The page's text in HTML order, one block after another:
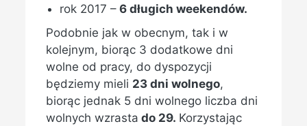
rok 2017 – 6 długich weekendów.
Podobnie jak w obecnym, tak i w
kolejnym, biorąc 3 dodatkowe dni
wolne od pracy, do dyspozycji
będziemy mieli 23 dni wolnego,
biorąc jednak 5 dni wolnego liczba dni
wolnych wzrasta do 29. Korzystając